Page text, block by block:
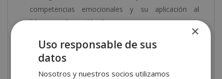
competencias emocionales y su aplicación al
liderazgo y la gestión de personas.
. Proporciona herramientas
y metodologías para acompañar a empleados en su
desarrollo profesional.
Gestión del tiempo. Brinda recursos prácticos
×
Uso responsable de sus
datos
Nosotros y nuestros socios utilizamos